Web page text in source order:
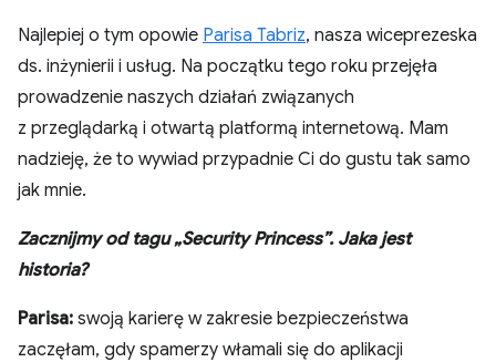
Najlepiej o tym opowie Parisa Tabriz, nasza wiceprezeska
ds. inżynierii i usług. Na początku tego roku przejęła
prowadzenie naszych działań związanych
z przeglądarką i otwartą platformą internetową. Mam
nadzieję, że to wywiad przypadnie Ci do gustu tak samo
jak mnie.
Zacznijmy od tagu „Security Princess”. Jaka jest
historia?
Parisa: swoją karierę w zakresie bezpieczeństwa
zaczęłam, gdy spamerzy włamali się do aplikacji